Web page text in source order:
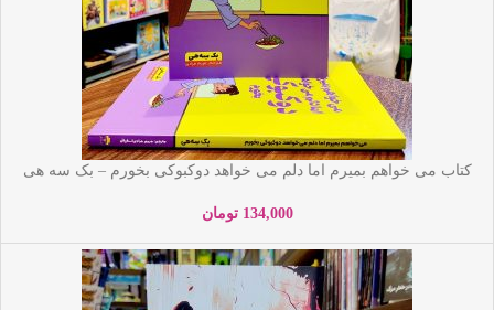
کتاب می خواهم بمیرم اما دلم می خواهد دوکبوکی بخورم – بک سه هی
134,000 تومان